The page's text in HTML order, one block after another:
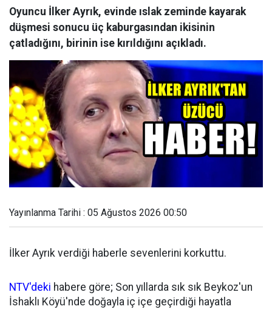
Oyuncu İlker Ayrık, evinde ıslak zeminde kayarak
düşmesi sonucu üç kaburgasından ikisinin
çatladığını, birinin ise kırıldığını açıkladı.
Yayınlanma Tarihi : 05 Ağustos 2026 00:50
İlker Ayrık verdiği haberle sevenlerini korkuttu.
NTV'deki habere göre; Son yıllarda sık sık Beykoz'un
İshaklı Köyü'nde doğayla iç içe geçirdiği hayatla